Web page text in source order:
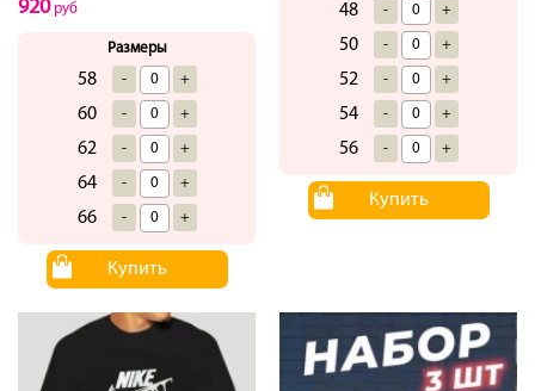
920руб
Размеры
58 - +
60 - +
62 - +
64 - +
66 - +
Купить
48 - +
50 - +
52 - +
54 - +
56 - +
Купить